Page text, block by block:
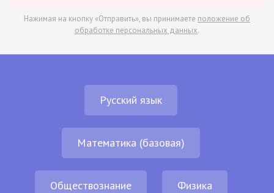
Нажимая на кнопку «Отправить», вы принимаете положение об
обработке персональных данных.
Русский язык
Математика (базовая)
Обществознание Физика